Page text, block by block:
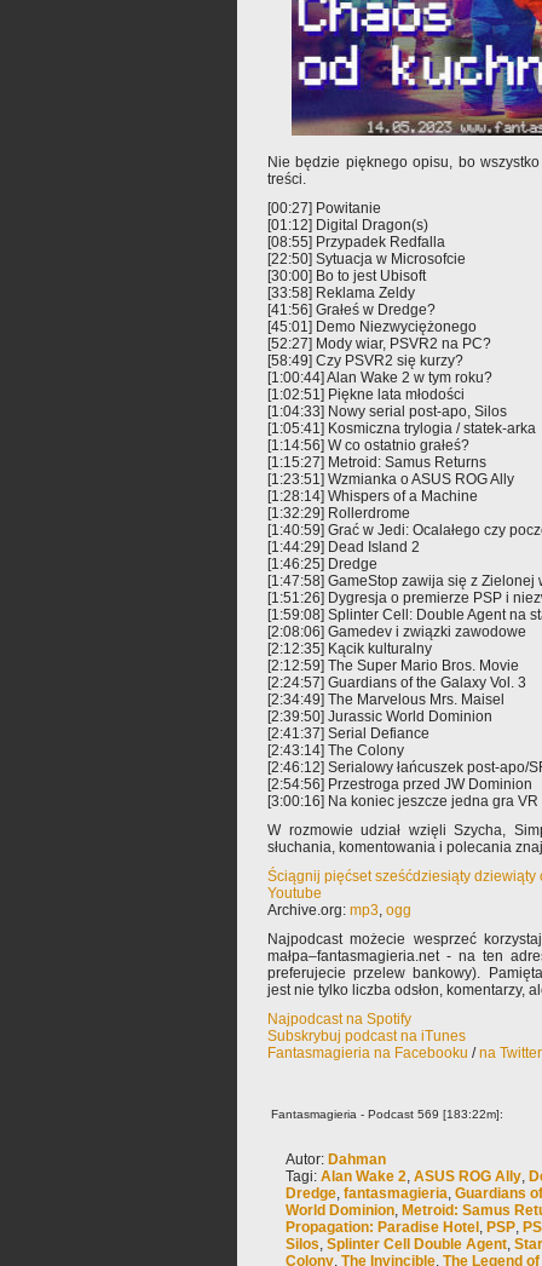
Nie będzie pięknego opisu, bo
treści.
[00:27] Powitanie
[01:12] Digital Dragon(s)
[08:55] Przypadek Redfalla
[22:50] Sytuacja w Microsofcie
[30:00] Bo to jest Ubisoft
[33:58] Reklama Zeldy
[41:56] Grałeś w Dredge?
[45:01] Demo Niezwyciężonego
[52:27] Mody wiar, PSVR2 na PC?
[58:49] Czy PSVR2 się kurzy?
[1:00:44] Alan Wake 2 w tym roku?
[1:02:51] Piękne lata młodości
[1:04:33] Nowy serial post-apo, Silos
[1:05:41] Kosmiczna trylogia / statek-arka
[1:14:56] W co ostatnio grałeś?
[1:15:27] Metroid: Samus Returns
[1:23:51] Wzmianka o ASUS ROG Ally
[1:28:14] Whispers of a Machine
[1:32:29] Rollerdrome
[1:40:59] Grać w Jedi: Ocalałego czy
[1:44:29] Dead Island 2
[1:46:25] Dredge
[1:47:58] GameStop zawija się z Zielonej
[1:51:26] Dygresja o premierze PSP i
[1:59:08] Splinter Cell: Double Agent na
[2:08:06] Gamedev i związki zawodowe
[2:12:35] Kącik kulturalny
[2:12:59] The Super Mario Bros. Movie
[2:24:57] Guardians of the Galaxy Vol. 3
[2:34:49] The Marvelous Mrs. Maisel
[2:39:50] Jurassic World Dominion
[2:41:37] Serial Defiance
[2:43:14] The Colony
[2:46:12] Serialowy łańcuszek post-apo/
[2:54:56] Przestroga przed JW Dominion
[3:00:16] Na koniec jeszcze jedna gra
W rozmowie udział wzięli Szycha,
słuchania, komentowania i polecania
Ściągnij pięćset sześćdziesiąty dziewiąty
Youtube
Archive.org: mp3, ogg
Najpodcast możecie wesprzeć
małpa–fantasmagieria.net - na ten
preferujecie przelew bankowy).
jest nie tylko liczba odsłon, komentarzy,
Najpodcast na Spotify
Subskrybuj podcast na iTunes
Fantasmagieria na Facebooku /na
Fantasmagieria - Podcast 569 [183:22m]:
Autor: Dahman
Tagi: Alan Wake 2, ASUS ROG Ally,
Dredge, fantasmagieria, Guardians
World Dominion, Metroid: Samus
Propagation: Paradise Hotel , PSP,
Silos, Splinter Cell Double Agent,
Colony, The Invincible, The Legend